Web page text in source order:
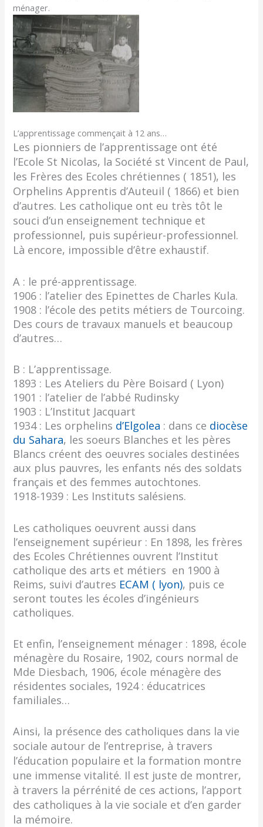
ménager.
L’apprentissage commençait à 12 ans…
Les pionniers de l’apprentissage ont été
l’Ecole St Nicolas, la Société st Vincent de Paul,
les Frères des Ecoles chrétiennes ( 1851), les
Orphelins Apprentis d’Auteuil ( 1866) et bien
d’autres. Les catholique ont eu très tôt le
souci d’un enseignement technique et
professionnel, puis supérieur-professionnel.
Là encore, impossible d’être exhaustif.
A : le pré-apprentissage.
1906 : l’atelier des Epinettes de Charles Kula.
1908 : l’école des petits métiers de Tourcoing.
Des cours de travaux manuels et beaucoup
d’autres…
B : L’apprentissage.
1893 : Les Ateliers du Père Boisard ( Lyon)
1901 : l’atelier de l’abbé Rudinsky
1903 : L’Institut Jacquart
1934 : Les orphelins d’Elgolea : dans ce diocèse
du Sahara, les soeurs Blanches et les pères
Blancs créent des oeuvres sociales destinées
aux plus pauvres, les enfants nés des soldats
français et des femmes autochtones.
1918-1939 : Les Instituts salésiens.
Les catholiques oeuvrent aussi dans
l’enseignement supérieur : En 1898, les frères
des Ecoles Chrétiennes ouvrent l’Institut
catholique des arts et métiers en 1900 à
Reims, suivi d’autres ECAM ( lyon), puis ce
seront toutes les écoles d’ingénieurs
catholiques.
Et enfin, l’enseignement ménager : 1898, école
ménagère du Rosaire, 1902, cours normal de
Mde Diesbach, 1906, école ménagère des
résidentes sociales, 1924 : éducatrices
familiales…
Ainsi, la présence des catholiques dans la vie
sociale autour de l’entreprise, à travers
l’éducation populaire et la formation montre
une immense vitalité. Il est juste de montrer,
à travers la pérrénité de ces actions, l’apport
des catholiques à la vie sociale et d’en garder
la mémoire.